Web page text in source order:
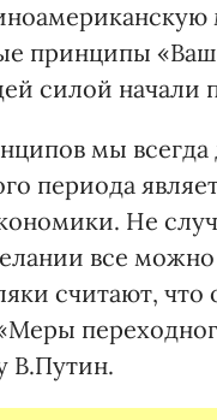
принципы
силой начали
мы
периода
Не
все
считают,
В.Путин.